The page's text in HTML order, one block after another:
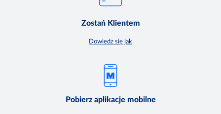
Zostań Klientem
Dowiedz się jak
Pobierz aplikacje mobilne